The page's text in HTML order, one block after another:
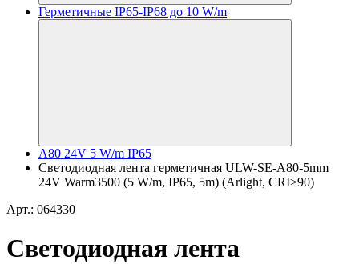
Герметичные IP65-IP68 до 10 W/m
A80 24V 5 W/m IP65
Светодиодная лента герметичная ULW-SE-A80-5mm
24V Warm3500 (5 W/m, IP65, 5m) (Arlight, CRI>90)
Арт.: 064330
Светодиодная лента